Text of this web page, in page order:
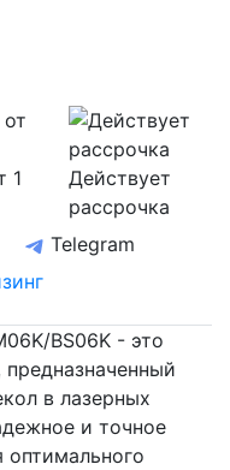
1
Действует
рассрочка
Telegram
BS06K - это
в лазерных
и точное
оптимального